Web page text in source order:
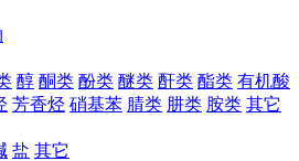
醇 酮类 酚类 醚类 酐类 酯类 有机酸
芳香烃 硝基苯 腈类 肼类 胺类 其它
盐 其它